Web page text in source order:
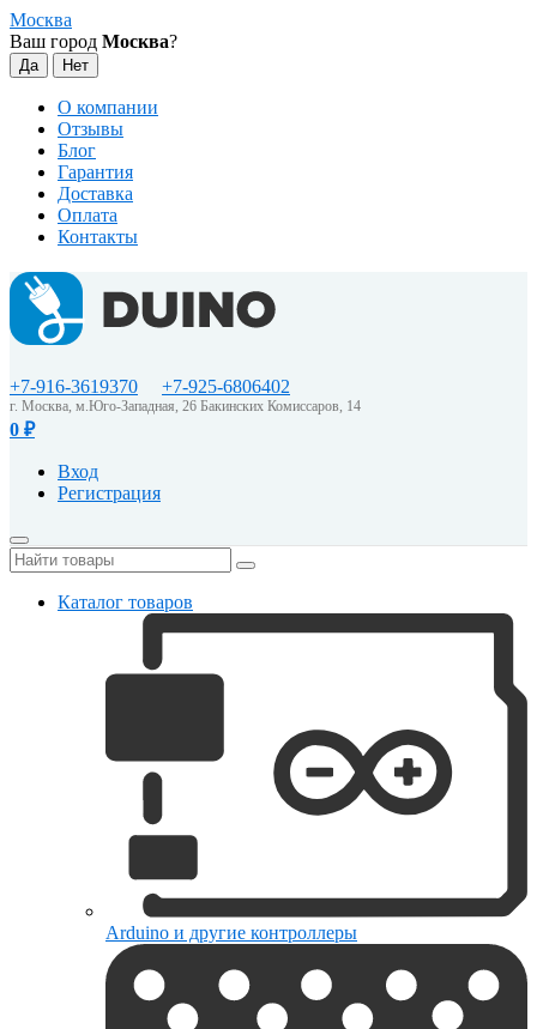
Москва
Ваш город Москва?
О компании
Отзывы
Блог
Гарантия
Доставка
Оплата
Контакты
+7-916-3619370 +7-925-6806402
г. Москва, м.Юго-Западная, 26 Бакинских Комиссаров, 14
0 ₽
Вход
Регистрация
Каталог товаров
Arduino и другие контроллеры